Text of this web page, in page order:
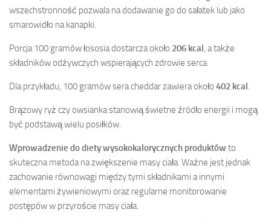
wszechstronność pozwala na dodawanie go do sałatek lub jako
smarowidło na kanapki.
Porcja 100 gramów łososia dostarcza około 206 kcal, a także
składników odżywczych wspierających zdrowie serca.
Dla przykładu, 100 gramów sera cheddar zawiera około 402 kcal.
Brązowy ryż czy owsianka stanowią świetne źródło energii i mogą
być podstawą wielu posiłków.
Wprowadzenie do diety wysokokalorycznych produktów to
skuteczna metoda na zwiększenie masy ciała. Ważne jest jednak
zachowanie równowagi między tymi składnikami a innymi
elementami żywieniowymi oraz regularne monitorowanie
postępów w przyroście masy ciała.